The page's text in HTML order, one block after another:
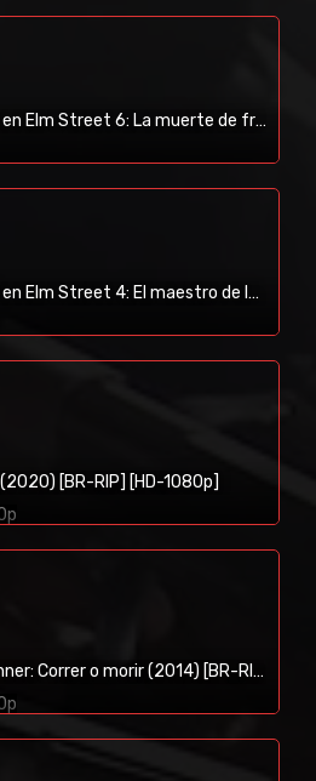
Pesadilla en Elm Street 6: La muerte de freddy (1991) [BR-RIP] [HD-1080p]
Pesadilla en Elm Street 4: El maestro de los sueños (1988) [BR-RIP] [HD-1080p]
(2020) [BR-RIP] [HD-1080p]
Maze Runner: Correr o morir (2014) [BR-RIP] [HD-1080p]